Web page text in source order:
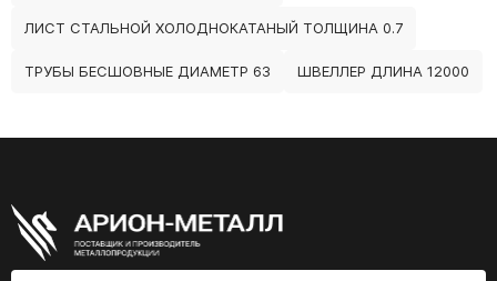
ЛИСТ СТАЛЬНОЙ ХОЛОДНОКАТАНЫЙ ТОЛЩИНА 0.7
ТРУБЫ БЕСШОВНЫЕ ДИАМЕТР 63 ШВЕЛЛЕР ДЛИНА 12000